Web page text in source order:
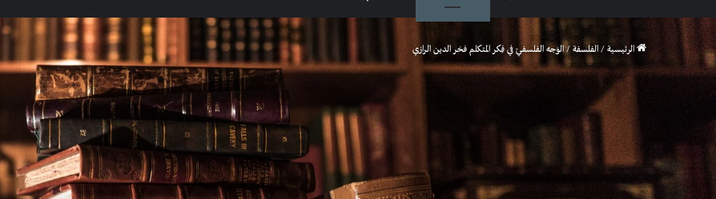
الرئيسية / الفلسفة / الوَجه الفلسفيّ في فِكر المتكلم فخر الدين الرازي